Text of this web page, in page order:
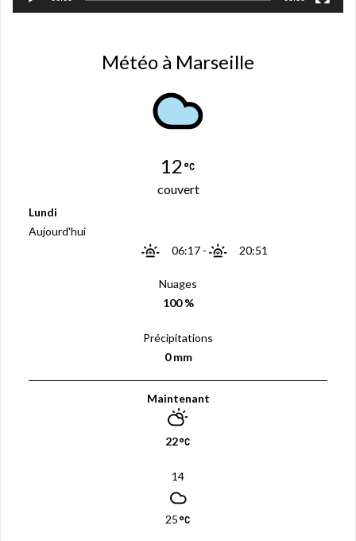
Météo à Marseille
12
couvert
Lundi
Aujourd'hui
06:17- 20:51
Nuages
100 %
Précipitations
0 mm
Maintenant
22
14
25